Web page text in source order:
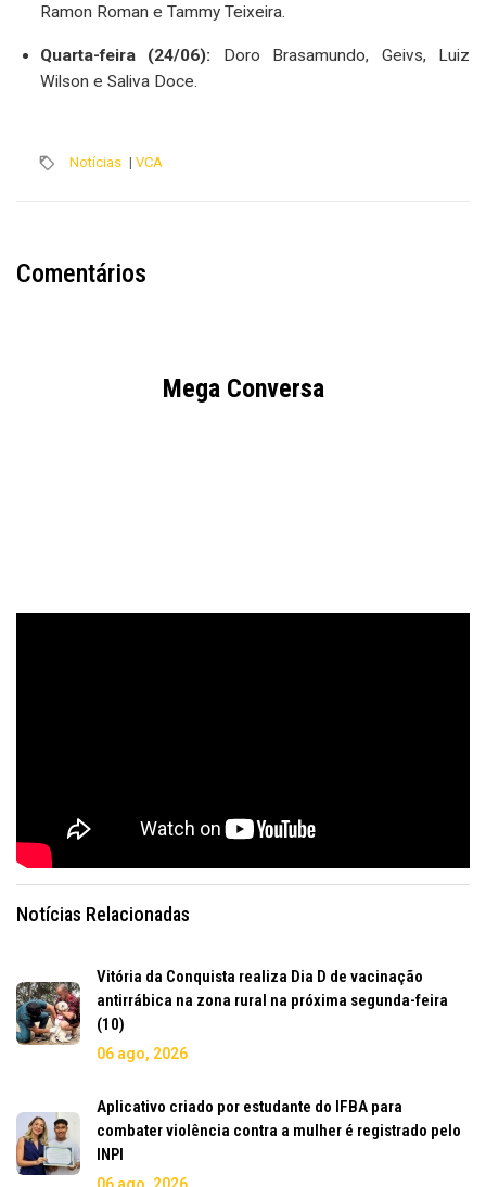
Ramon Roman e Tammy Teixeira.
Quarta-feira (24/06): Doro Brasamundo, Geivs, Luiz
Wilson e Saliva Doce.
Notícias | VCA
Comentários
Mega Conversa
Notícias Relacionadas
Vitória da Conquista realiza Dia D de vacinação
antirrábica na zona rural na próxima segunda-feira
(10)
06 ago, 2026
Aplicativo criado por estudante do IFBA para
combater violência contra a mulher é registrado pelo
INPI
06 ago, 2026